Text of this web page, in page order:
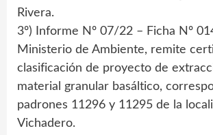
Rivera.
3º) Informe Nº 07/22 – Ficha Nº
Ministerio de Ambiente, remite
clasificación de proyecto de
material granular basáltico,
padrones 11296 y 11295 de la
Vichadero.